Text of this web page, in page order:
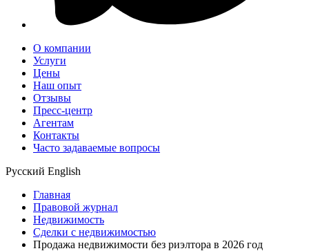
О компании
Услуги
Цены
Наш опыт
Отзывы
Пресс-центр
Агентам
Контакты
Часто задаваемые вопросы
Русский English
Главная
Правовой журнал
Недвижимость
Сделки с недвижимостью
Продажа недвижимости без риэлтора в 2026 год